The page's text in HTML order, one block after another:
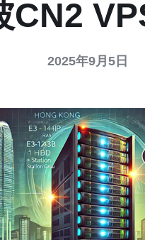
CN2
2025年9月5日